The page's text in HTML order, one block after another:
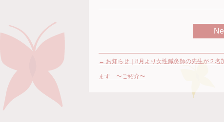
に
て
く
だ
い
(新
Twitter
ウ
ィ
ン
ウ
で
Pocket
い
ウ
ィ
← お知らせ｜8月より女性鍼灸師の先生が２名
ます 〜ご紹介〜